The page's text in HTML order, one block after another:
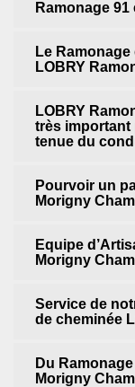
Ramonage
Le
LOBRY
LOBRY
très important
tenue du
Pourvoir un
Morigny
Equipe
Morigny
Service de
de cheminée
Du
Morigny